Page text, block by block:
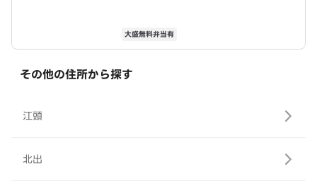
大盛無料弁当有
その他の住所から探す
江頭
北出